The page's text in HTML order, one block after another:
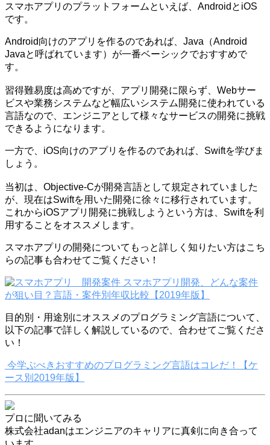
スマホアプリのプラットフォームといえば、AndroidとiOS
です。
Android向けのアプリを作るのであれば、Java（Android
Javaと呼ばれています）が一番ベーシックでおすすめで
す。
習得難易度は高めですが、アプリ開発に限らず、Webサー
ビスや業務システムなど幅広いシステム開発に使われている
言語なので、エンジニアとして様々なサービスの開発に挑戦
できるようになります。
一方で、iOS向けのアプリを作るのであれば、Swiftを学びま
しょう。
当初は、Objective-Cが開発言語として規定されていました
が、現在はSwiftを用いた開発に徐々に移行されています。
これからiOSアプリ開発に挑戦しようという方は、Swiftを利
用することをオススメします。
スマホアプリの開発についてもっと詳しく知りたい方はこち
らの記事も合わせてご覧ください！
スマホアプリ開発、どんな案件
が狙い目？言語・案件別年収比較【2019年版】
目的別・用途別にオススメのプログラミング言語について、
以下の記事で詳しく解説しているので、合わせてご覧くださ
い！
今学ぶべきおすすめのプログラミング言語はコレだ！【ケ
ース別2019年版】
プロに聞いてみる
株式会社adanはエンジニアのキャリアに真剣に向き合って